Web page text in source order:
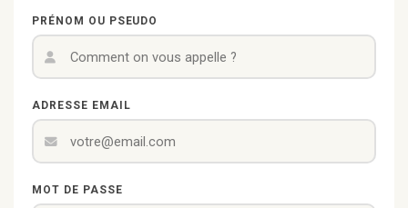
PRÉNOM OU PSEUDO
ADRESSE EMAIL
MOT DE PASSE